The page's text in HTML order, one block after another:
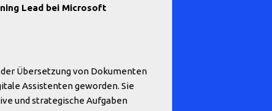
Lead bei Microsoft
Übersetzung von Dokumenten
Assistenten geworden. Sie
und strategische Aufgaben